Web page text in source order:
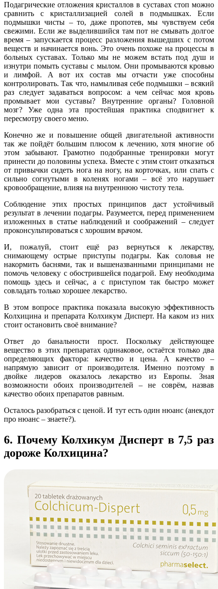
Подагрические отложения кристаллов в суставах стоп можно
сравнить с кристаллизацией солей в подмышках. Если
подмышки чисты – то, даже пропотев, мы чувствуем себя
свежими. Если же выделившийся там пот не смывать долгое
время – запускается процесс разложения вышедших с потом
веществ и начинается вонь. Это очень похоже на процессы в
больных суставах. Только мы не можем встать под душ и
изнутри помыть суставы с мылом. Они промываются кровью
и лимфой. А вот их состав мы отчасти уже способны
контролировать. Так что, намыливая себе подмышки – всякий
раз следует задаваться вопросом: а чем сейчас моя кровь
промывает мои суставы? Внутренние органы? Головной
мозг? Уже одна эта простейшая практика сподвигнет к
пересмотру своего меню.
Конечно же и повышение общей двигательной активности
так же пойдёт большим плюсом к лечению, хотя многие об
этом забывают. Грамотно подобранные тренировки могут
принести до половины успеха. Вместе с этим стоит отказаться
от привычки сидеть нога на ногу, на корточках, или спать с
сильно согнутыми в коленях ногами – всё это нарушает
кровообращение, влияя на внутреннюю чистоту тела.
Соблюдение этих простых принципов даст устойчивый
результат в лечении подагры. Разумеется, перед применением
изложенных в статье наблюдений и соображений – следует
проконсультироваться с хорошим врачом.
И, пожалуй, стоит ещё раз вернуться к лекарству,
снимающему острые приступы подагры. Как соловья не
накормить баснями, так и вышеназванными принципами не
помочь человеку с обострившейся подагрой. Ему необходима
помощь здесь и сейчас, а с приступом так быстро может
совладать только хорошее лекарство.
В этом вопросе практика показала высокую эффективность
Колхицина и препарата Колхикум Дисперт. На каком из них
стоит остановить своё внимание?
Ответ до банальности прост. Поскольку действующее
вещество в этих препаратах одинаковое, остаётся только два
определяющих фактора: качество и цена. А качество –
напрямую зависит от производителя. Именно поэтому в
двойке лидеров оказалось лекарство из Европы. Зная
возможности обоих производителей – не соврём, назвав
качество обоих препаратов равным.
Осталось разобраться с ценой. И тут есть один нюанс (анекдот
про нюанс – знаете?).
6. Почему Колхикум Дисперт в 7,5 раз
дороже Колхицина?